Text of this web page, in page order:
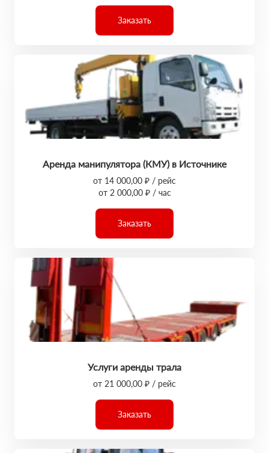
Заказать
Аренда манипулятора (КМУ) в Источнике
от 14 000,00 ₽ / рейс
от 2 000,00 ₽ / час
Заказать
Услуги аренды трала
от 21 000,00 ₽ / рейс
Заказать